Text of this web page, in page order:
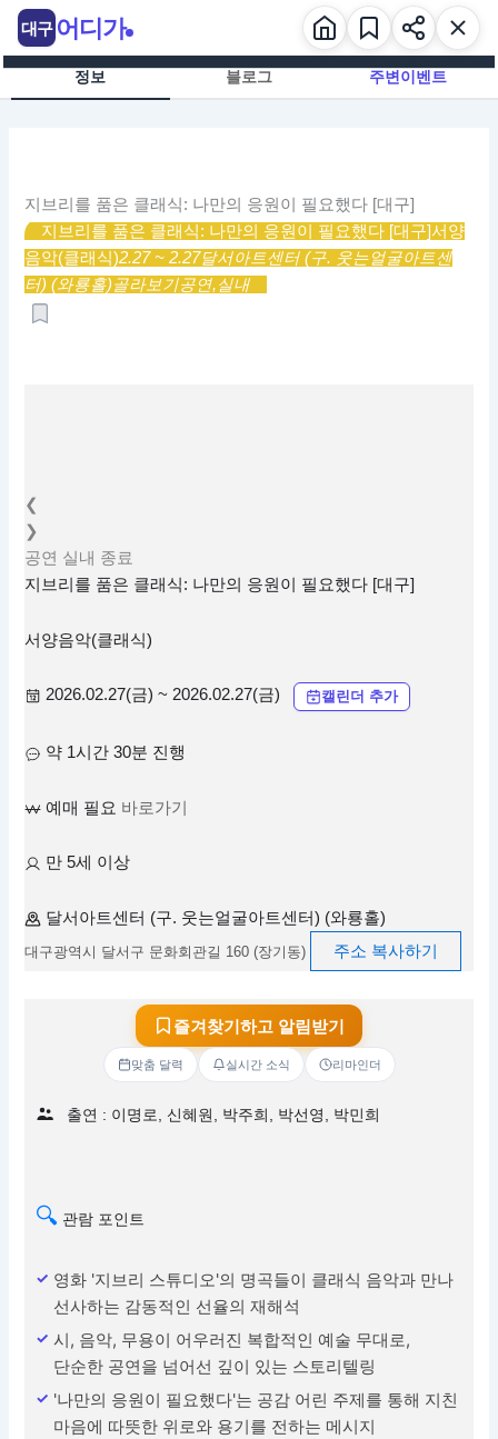
츠
정보 블로그 주변이벤트
지브리를 품은 클래식: 나만의 응원이 필요했다 [대구]
지브리를 품은 클래식: 나만의 응원이 필요했다 [대구]서양
음악(클래식)2.27 ~ 2.27달서아트센터 (구. 웃는얼굴아트센
터) (와룡홀)골라보기공연,실내
❮
❯
공연 실내 종료
지브리를 품은 클래식: 나만의 응원이 필요했다 [대구]
서양음악(클래식)
2026.02.27(금) ~ 2026.02.27(금) 캘린더 추가
약 1시간 30분 진행
예매 필요 바로가기
만 5세 이상
달서아트센터 (구. 웃는얼굴아트센터) (와룡홀)
대구광역시 달서구 문화회관길 160 (장기동) 주소 복사하기
즐겨찾기하고 알림받기
맞춤 달력 실시간 소식 리마인더
출연 : 이명로, 신혜원, 박주희, 박선영, 박민희
🔍 관람 포인트
영화 '지브리 스튜디오'의 명곡들이 클래식 음악과 만나
선사하는 감동적인 선율의 재해석
시, 음악, 무용이 어우러진 복합적인 예술 무대로,
단순한 공연을 넘어선 깊이 있는 스토리텔링
'나만의 응원이 필요했다'는 공감 어린 주제를 통해 지친
마음에 따뜻한 위로와 용기를 전하는 메시지
대구 어디가